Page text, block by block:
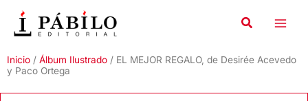
contenido
Inicio / Álbum Ilustrado / EL MEJOR REGALO, de Desirée Acevedo
y Paco Ortega